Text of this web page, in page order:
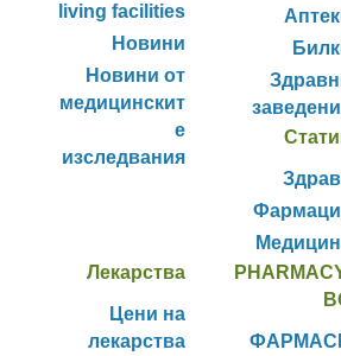
living facilities
Новини
Новини от
медицинскит
е
изследвания
Лекарства
Цени на
лекарства